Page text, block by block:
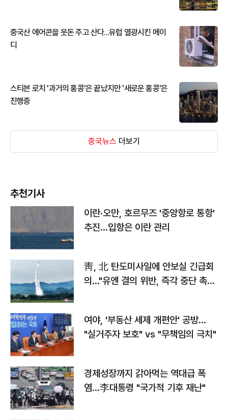
중국산 에어콘을 웃돈 주고 산다...유럽 열광시킨 메이
디
스티븐 로치 '과거의 홍콩'은 끝났지만 '새로운 홍콩'은
진행중
중국뉴스 더보기
추천기사
이란·오만, 호르무즈 '중앙항로 통항'
추진…입항은 이란 관리
靑, 北 탄도미사일에 안보실 긴급회
의…"유엔 결의 위반, 즉각 중단 촉
여야, '부동산 세제 개편안' 공방…
"실거주자 보호" vs "무책임의 극치"
경제성장까지 갉아먹는 역대급 폭
염…李대통령 "국가적 기후 재난"